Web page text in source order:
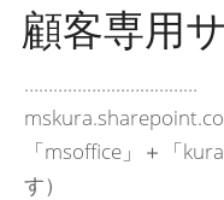
顧客専用
………………………………
「msoffice」＋「
す）